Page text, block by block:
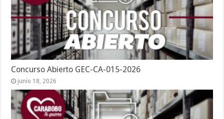
Concurso Abierto GEC-CA-015-2026
junio 18, 2026